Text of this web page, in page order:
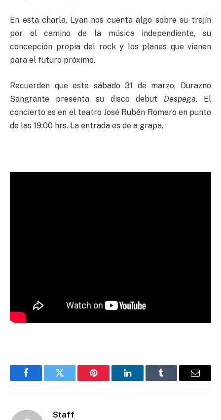
En esta charla, Lyan nos cuenta algo sobre su trajín
por el camino de la música independiente, su
concepción propia del rock y los planes que vienen
para el futuro próximo.
Recuerden que este sábado 31 de marzo, Durazno
Sangrante presenta su disco debut Despega. El
concierto es en el teatro José Rubén Romero en punto
de las 19:00 hrs. La entrada es de a grapa.
FacebookTwitter Pinterest LinkedInTumblr Email
Staff